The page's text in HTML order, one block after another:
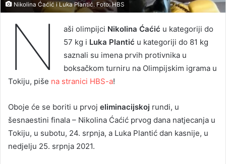
Nikolina Ćaćić i Luka Plantić. Foto: HBS
N aši olimpijci Nikolina Ćaćić u kategoriji do
57 kg i Luka Plantić u kategoriji do 81 kg
saznali su imena prvih protivnika u
boksačkom turniru na Olimpijskim igrama u
Tokiju, piše na stranici HBS-a!
Oboje će se boriti u prvoj eliminacijskoj rundi, u
šesnaestini finala – Nikolina Ćaćić prvog dana natjecanja u
Tokiju, u subotu, 24. srpnja, a Luka Plantić dan kasnije, u
nedjelju 25. srpnja 2021.